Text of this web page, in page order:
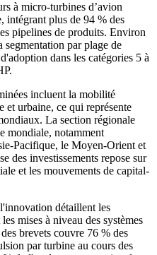
à micro-turbines d’avion
intégrant plus de 94 % des
pipelines de produits. Environ
segmentation par plage de
dans les catégories 5 à
incluent la mobilité
et urbaine, ce qui représente
La section régionale
mondiale, notamment
Pacifique, le Moyen-Orient et
des investissements repose sur
et les mouvements de capital-
détaillent les
mises à niveau des systèmes
brevets couvre 76 % des
par turbine au cours des